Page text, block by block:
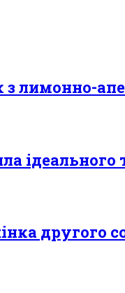
лимонно-
ідеального
другого